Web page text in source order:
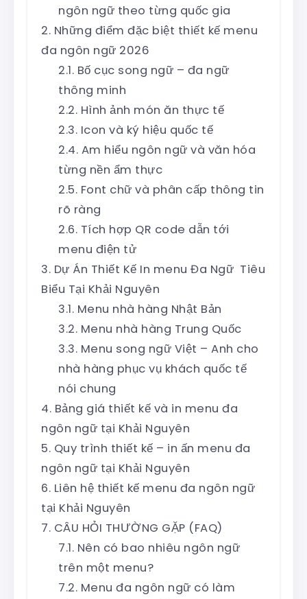
ngôn ngữ theo từng quốc gia
Những điểm đặc biệt thiết kế menu
đa ngôn ngữ 2026
Bố cục song ngữ – đa ngữ
thông minh
Hình ảnh món ăn thực tế
Icon và ký hiệu quốc tế
Am hiểu ngôn ngữ và văn hóa
từng nền ẩm thực
Font chữ và phân cấp thông tin
rõ ràng
Tích hợp QR code dẫn tới
menu điện tử
Dự Án Thiết Kế In menu Đa Ngữ Tiêu
Biểu Tại Khải Nguyên
Menu nhà hàng Nhật Bản
Menu nhà hàng Trung Quốc
Menu song ngữ Việt – Anh cho
nhà hàng phục vụ khách quốc tế
nói chung
Bảng giá thiết kế và in menu đa
ngôn ngữ tại Khải Nguyên
Quy trình thiết kế – in ấn menu đa
ngôn ngữ tại Khải Nguyên
Liên hệ thiết kế menu đa ngôn ngữ
tại Khải Nguyên
CÂU HỎI THƯỜNG GẶP (FAQ)
Nên có bao nhiêu ngôn ngữ
trên một menu?
Menu đa ngôn ngữ có làm